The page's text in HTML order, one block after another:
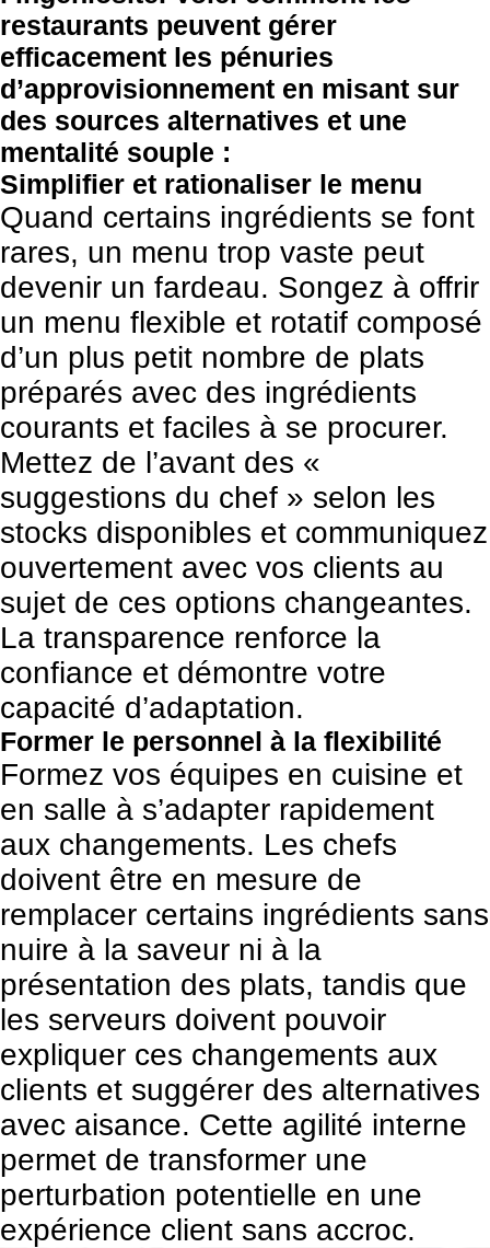
restaurants peuvent gérer
efficacement les pénuries
d’approvisionnement en misant sur
des sources alternatives et une
mentalité souple :
Simplifier et rationaliser le menu
Quand certains ingrédients se font
rares, un menu trop vaste peut
devenir un fardeau. Songez à offrir
un menu flexible et rotatif composé
d’un plus petit nombre de plats
préparés avec des ingrédients
courants et faciles à se procurer.
Mettez de l’avant des «
suggestions du chef » selon les
stocks disponibles et communiquez
ouvertement avec vos clients au
sujet de ces options changeantes.
La transparence renforce la
confiance et démontre votre
capacité d’adaptation.
Former le personnel à la flexibilité
Formez vos équipes en cuisine et
en salle à s’adapter rapidement
aux changements. Les chefs
doivent être en mesure de
remplacer certains ingrédients sans
nuire à la saveur ni à la
présentation des plats, tandis que
les serveurs doivent pouvoir
expliquer ces changements aux
clients et suggérer des alternatives
avec aisance. Cette agilité interne
permet de transformer une
perturbation potentielle en une
expérience client sans accroc.